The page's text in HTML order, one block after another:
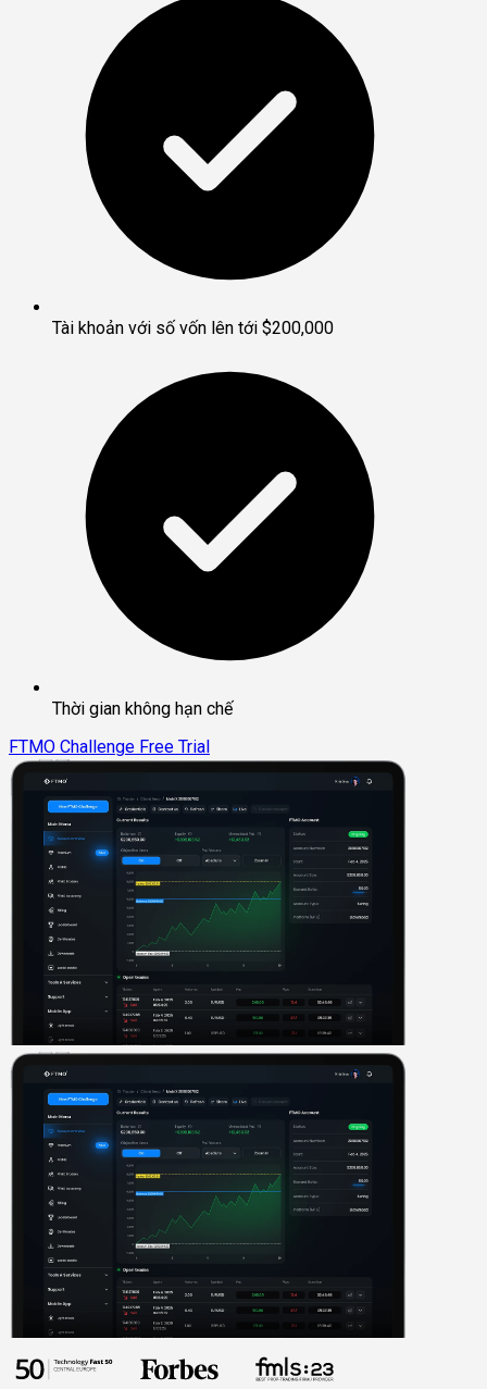
Tài khoản với số vốn lên tới $200,000
Thời gian không hạn chế
FTMO Challenge Free Trial